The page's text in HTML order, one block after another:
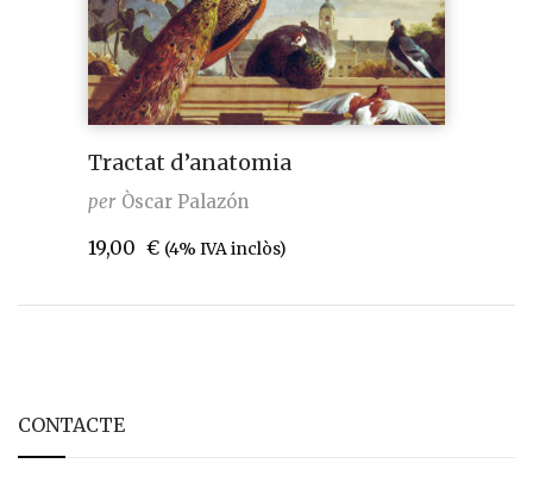
Tractat d’anatomia
per Òscar Palazón
19,00 € (4% IVA inclòs)
CONTACTE